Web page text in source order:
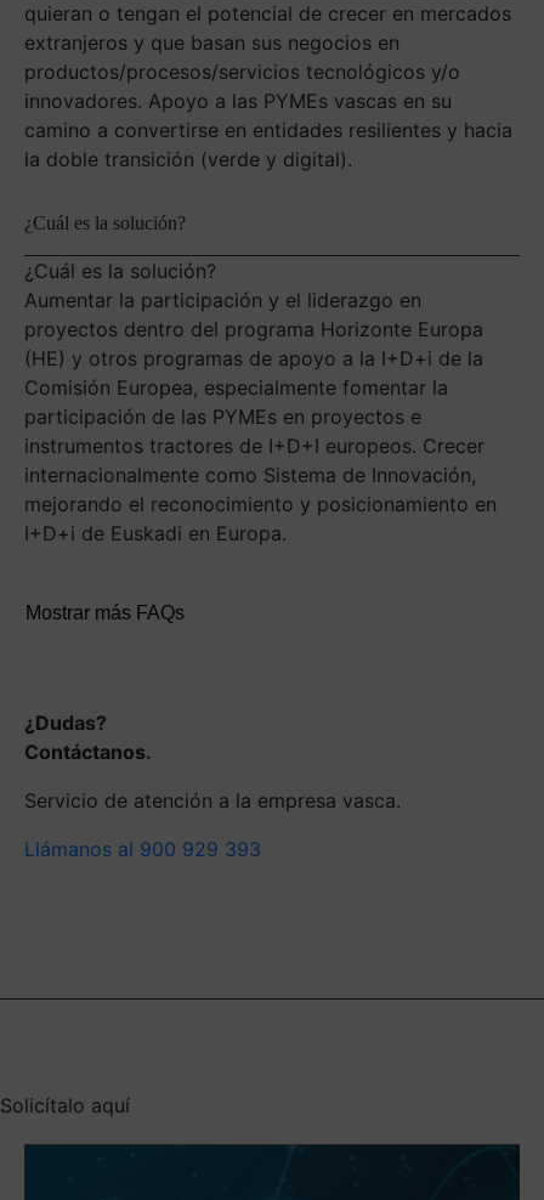
quieran o tengan el potencial de crecer en mercados
extranjeros y que basan sus negocios en
productos/procesos/servicios tecnológicos y/o
innovadores. Apoyo a las PYMEs vascas en su
camino a convertirse en entidades resilientes y hacia
la doble transición (verde y digital).
¿Cuál es la solución?
¿Cuál es la solución?
Aumentar la participación y el liderazgo en
proyectos dentro del programa Horizonte Europa
(HE) y otros programas de apoyo a la I+D+i de la
Comisión Europea, especialmente fomentar la
participación de las PYMEs en proyectos e
instrumentos tractores de I+D+I europeos. Crecer
internacionalmente como Sistema de Innovación,
mejorando el reconocimiento y posicionamiento en
I+D+i de Euskadi en Europa.
Mostrar más FAQs
¿Dudas?
Contáctanos.
Servicio de atención a la empresa vasca.
Llámanos al 900 929 393
Solicítalo aquí